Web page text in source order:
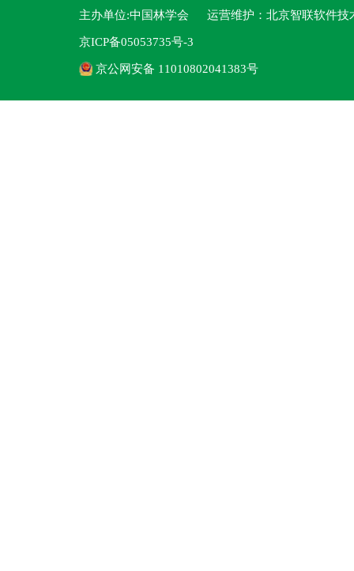
主办单位:中国林学会 运营维护： 北京智联软件技
京ICP备05053735号-3
京公网安备 11010802041383号